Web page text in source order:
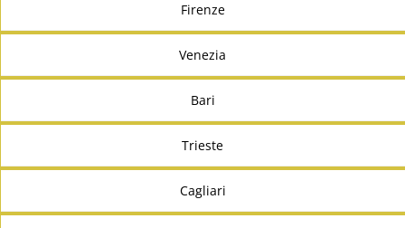
Firenze
Venezia
Bari
Trieste
Cagliari